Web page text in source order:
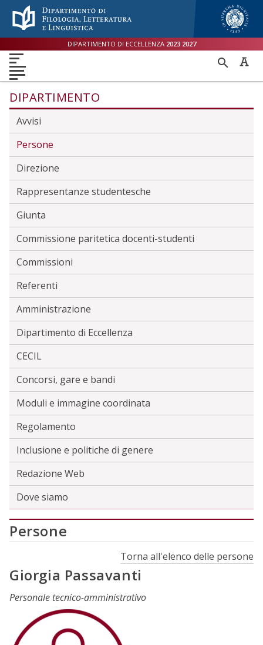
Menù accessibilità
to main menu
to content
DIPARTIMENTO DI ECCELLENZA 2023 2027
DIPARTIMENTO
DIPARTIMENTO
Avvisi
Persone
Direzione
Rappresentanze studentesche
Giunta
Commissione paritetica docenti-studenti
Commissioni
Referenti
Amministrazione
Dipartimento di Eccellenza
CECIL
Concorsi, gare e bandi
Moduli e immagine coordinata
Regolamento
Inclusione e politiche di genere
Redazione Web
Dove siamo
Persone
Torna all'elenco delle persone
Giorgia Passavanti
Personale tecnico-amministrativo